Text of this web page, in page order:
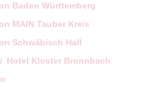
Baden Württemberg
MAIN Tauber Kreis
Schwäbisch Hall
Hotel Kloster Bronnbach